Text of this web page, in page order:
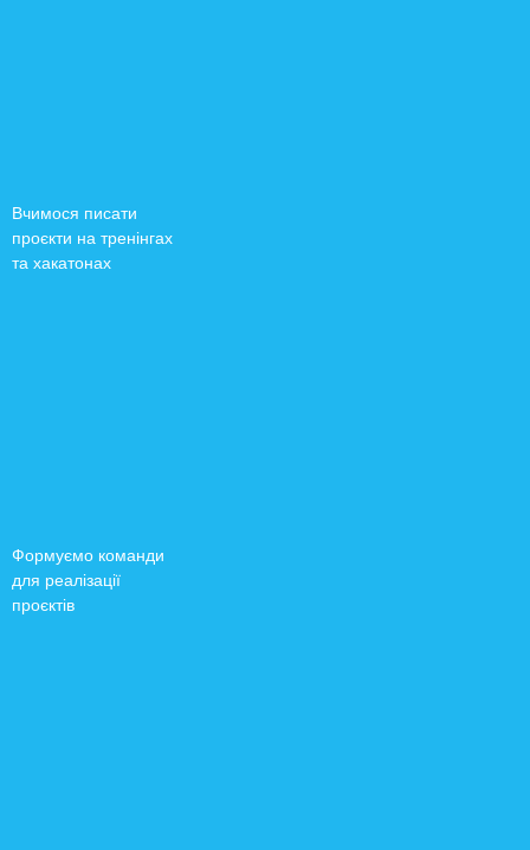
Вчимося писати
проєкти на тренінгах
та хакатонах
Формуємо команди
для реалізації
проєктів